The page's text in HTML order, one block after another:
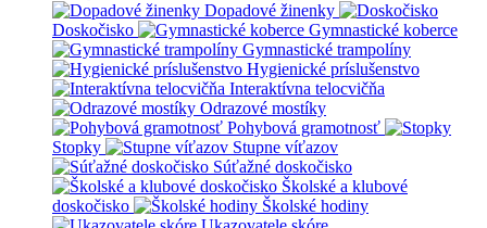
Dopadové žinenky
Doskočisko
Gymnastické koberce
Gymnastické trampolíny
Hygienické príslušenstvo
Interaktívna telocvičňa
Odrazové mostíky
Pohybová gramotnosť
Stopky
Stupne víťazov
Súťažné doskočisko
Školské a klubové
doskočisko
Školské hodiny